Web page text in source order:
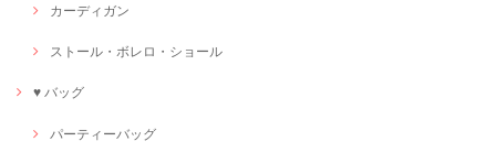
カーディガン
ストール・ボレロ・ショール
♥ バッグ
パーティーバッグ